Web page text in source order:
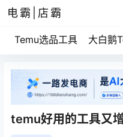
电霸|店霸
Temu选品工具 大白鹅
temu好用的工具又